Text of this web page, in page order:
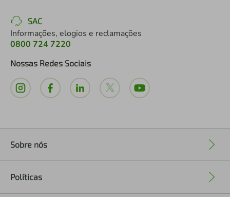
SAC
Informações, elogios e reclamações
0800 724 7220
Nossas Redes Sociais
Sobre nós
Políticas